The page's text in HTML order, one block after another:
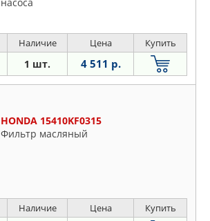
насоса
Наличие Цена Купить
1 шт. 4 511 р.
HONDA 15410KF0315
Фильтр масляный
Наличие Цена Купить